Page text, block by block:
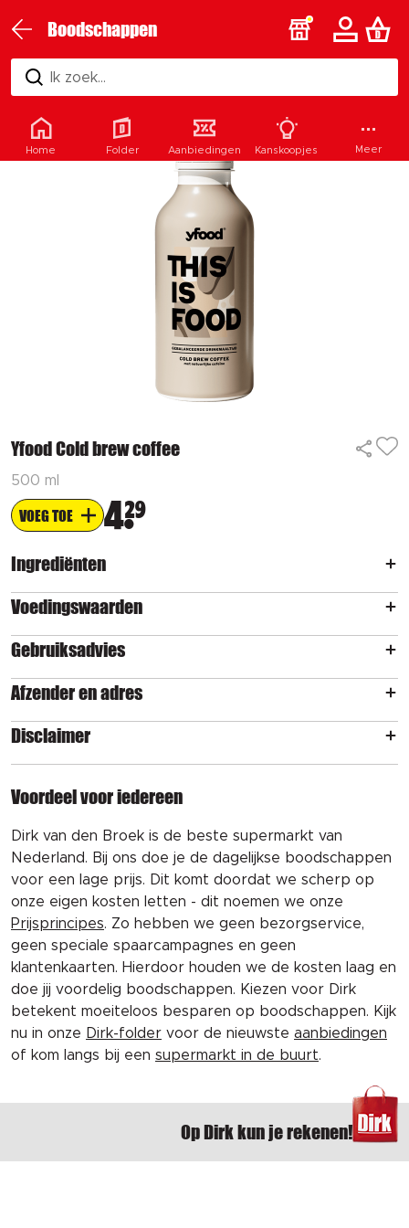
Boodschappen
Ik zoek...
Yfood Cold brew coffee
500 ml
VOEG TOE 429
Ingrediënten
Voedingswaarden
Gebruiksadvies
Afzender en adres
Disclaimer
Voordeel voor iedereen
Dirk van den Broek is de beste supermarkt van
Nederland. Bij ons doe je de dagelijkse boodschappen
voor een lage prijs. Dit komt doordat we scherp op
onze eigen kosten letten - dit noemen we onze
Prijsprincipes. Zo hebben we geen bezorgservice,
geen speciale spaarcampagnes en geen
klantenkaarten. Hierdoor houden we de kosten laag en
doe jij voordelig boodschappen. Kiezen voor Dirk
betekent moeiteloos besparen op boodschappen. Kijk
nu in onze Dirk-folder voor de nieuwste aanbiedingen
of kom langs bij een supermarkt in de buurt.
Op Dirk kun je rekenen!
Home Folder Aanbiedingen Kanskoopjes Meer